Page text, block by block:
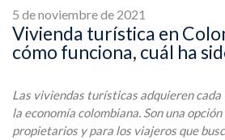
5 de noviembre de 2021
Vivienda turística en
cómo funciona, cuál ha
Las viviendas turísticas adquieren cada
la economía colombiana. Son una
propietarios y para los viajeros que